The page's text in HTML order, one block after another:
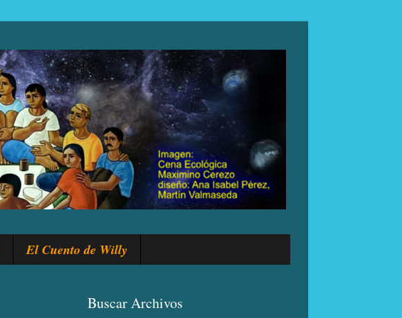
El Cuento de Willy
Buscar Archivos